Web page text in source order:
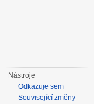
Nástroje
Odkazuje sem
Související změny